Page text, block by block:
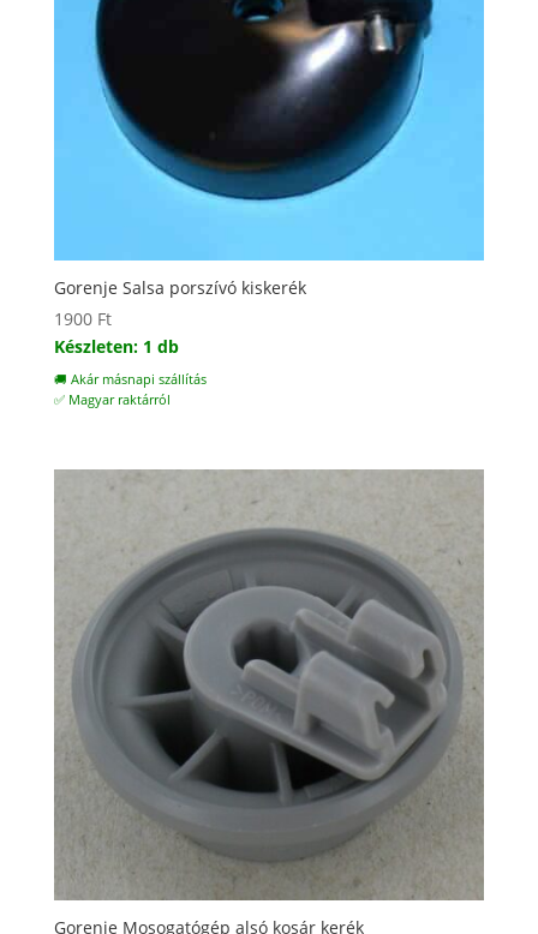
Gorenje Salsa porszívó kiskerék
1900 Ft
Készleten: 1 db
🚚 Akár másnapi szállítás
✅ Magyar raktárról
Gorenje Mosogatógép alsó kosár kerék